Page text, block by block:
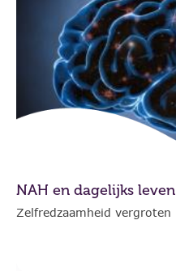
NAH en dagelijks leven
Zelfredzaamheid vergroten